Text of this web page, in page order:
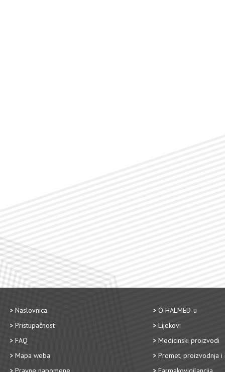
Naslovnica
Pristupačnost
FAQ
Mapa weba
O HALMED-u
Lijekovi
Medicinski proizvodi
Promet, proizvodnja i